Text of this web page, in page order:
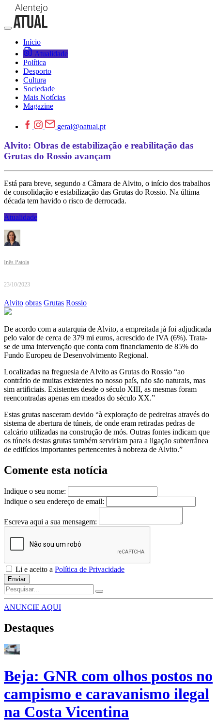
Início
Atualidade
Política
Desporto
Cultura
Sociedade
Mais Notícias
Magazine
geral@oatual.pt
Alvito: Obras de estabilização e reabilitação das
Grutas do Rossio avançam
Está para breve, segundo a Câmara de Alvito, o início dos trabalhos
de consolidação e estabilização das Grutas do Rossio. Na última
década tem havido o risco de derrocada.
Atualidade
Inês Patola
23/10/2023
Alvito obras Grutas Rossio
De acordo com a autarquia de Alvito, a empreitada já foi adjudicada
pelo valor de cerca de 379 mi euros, acrescido de IVA (6%). Trata-
se de uma intervenção que conta com financiamento de 85% do
Fundo Europeu de Desenvolvimento Regional.
Localizadas na freguesia de Alvito as Grutas do Rossio “ao
contrário de muitas existentes no nosso país, não são naturais, mas
sim artificiais. Existentes desde o século XIII, as mesmas foram
reencontradas apenas em meados do século XX.”
Estas grutas nasceram devido “à exploração de pedreiras através do
sistema de abertura de túneis, de onde eram retiradas pedras de
calcário utilizadas na construção de mós. Outras fontes indicam que
os túneis destas grutas também serviriam para a ligação subterrânea
de edifícios importantes pertencentes à nobreza de Alvito.”
Comente esta notícia
Indique o seu nome:
Indique o seu endereço de email:
Escreva aqui a sua mensagem:
Li e aceito a Política de Privacidade
Enviar
ANUNCIE AQUI
Destaques
Beja: GNR com olhos postos no
campismo e caravanismo ilegal
na Costa Vicentina